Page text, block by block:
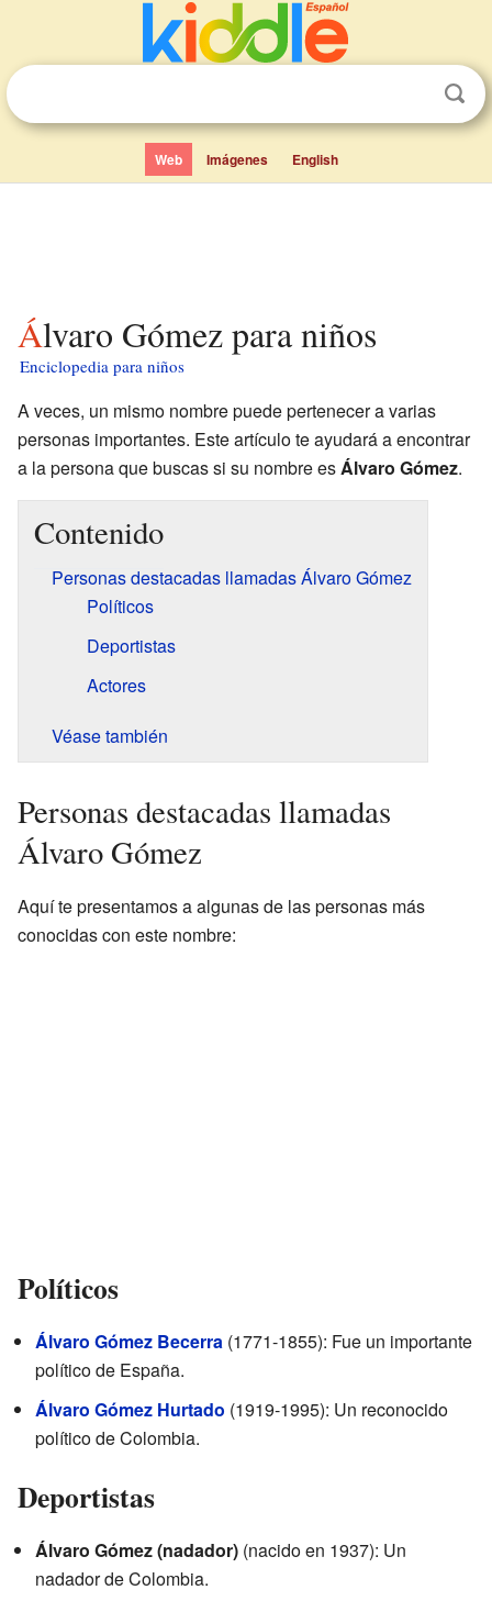
Web Imágenes English
Álvaro Gómez para niños
Enciclopedia para niños
A veces, un mismo nombre puede pertenecer a varias
personas importantes. Este artículo te ayudará a encontrar
a la persona que buscas si su nombre esÁlvaro Gómez.
Contenido
Personas destacadas llamadas Álvaro Gómez
Políticos
Deportistas
Actores
Véase también
Personas destacadas llamadas
Álvaro Gómez
Aquí te presentamos a algunas de las personas más
conocidas con este nombre:
Políticos
Álvaro Gómez Becerra (1771-1855): Fue un importante
político de España.
Álvaro Gómez Hurtado (1919-1995): Un reconocido
político de Colombia.
Deportistas
Álvaro Gómez (nadador) (nacido en 1937): Un
nadador de Colombia.